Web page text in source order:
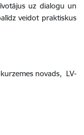
uz dialogu un
veidot praktiskus
novads, LV-